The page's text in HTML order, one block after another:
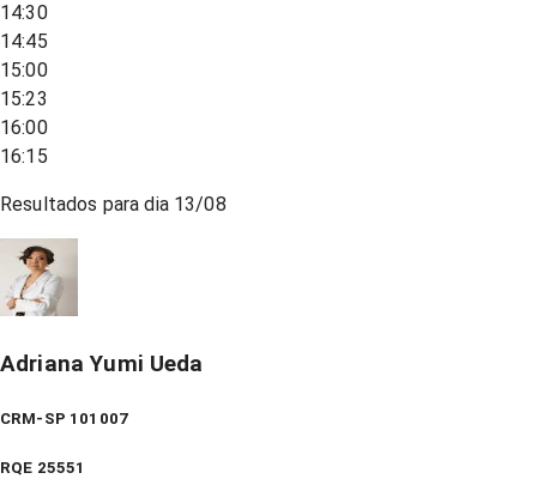
14:30
14:45
15:00
15:23
16:00
16:15
Resultados para dia 13/08
Adriana Yumi Ueda
CRM-SP 101007
RQE 25551